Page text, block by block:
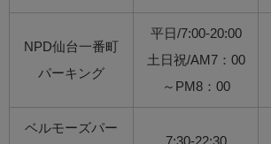
NPD仙台一番町
パーキング
平日/7:00-20:00
土日祝/AM7：00
～PM8：00
ベルモーズパー
7:30-22:30